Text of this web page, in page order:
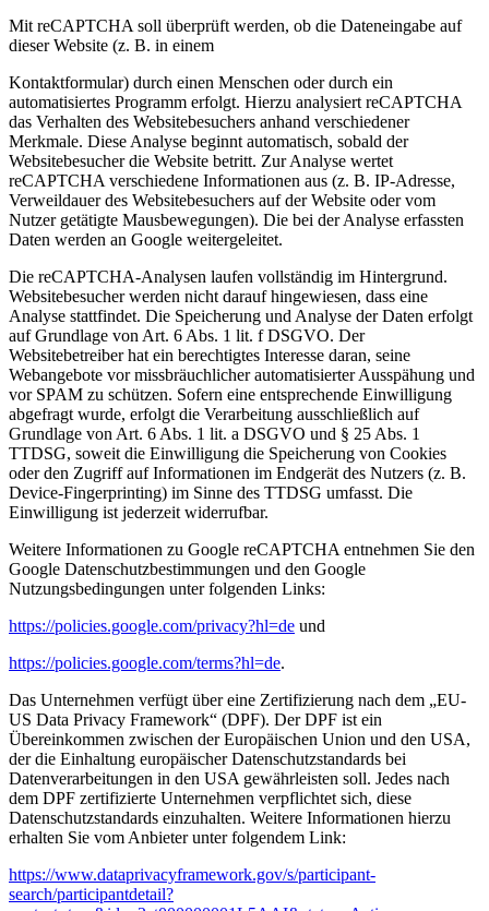
Mit reCAPTCHA soll überprüft werden, ob die Dateneingabe auf
dieser Website (z. B. in einem
Kontaktformular) durch einen Menschen oder durch ein
automatisiertes Programm erfolgt. Hierzu analysiert reCAPTCHA
das Verhalten des Websitebesuchers anhand verschiedener
Merkmale. Diese Analyse beginnt automatisch, sobald der
Websitebesucher die Website betritt. Zur Analyse wertet
reCAPTCHA verschiedene Informationen aus (z. B. IP-Adresse,
Verweildauer des Websitebesuchers auf der Website oder vom
Nutzer getätigte Mausbewegungen). Die bei der Analyse erfassten
Daten werden an Google weitergeleitet.
Die reCAPTCHA-Analysen laufen vollständig im Hintergrund.
Websitebesucher werden nicht darauf hingewiesen, dass eine
Analyse stattfindet. Die Speicherung und Analyse der Daten erfolgt
auf Grundlage von Art. 6 Abs. 1 lit. f DSGVO. Der
Websitebetreiber hat ein berechtigtes Interesse daran, seine
Webangebote vor missbräuchlicher automatisierter Ausspähung und
vor SPAM zu schützen. Sofern eine entsprechende Einwilligung
abgefragt wurde, erfolgt die Verarbeitung ausschließlich auf
Grundlage von Art. 6 Abs. 1 lit. a DSGVO und § 25 Abs. 1
TTDSG, soweit die Einwilligung die Speicherung von Cookies
oder den Zugriff auf Informationen im Endgerät des Nutzers (z. B.
Device-Fingerprinting) im Sinne des TTDSG umfasst. Die
Einwilligung ist jederzeit widerrufbar.
Weitere Informationen zu Google reCAPTCHA entnehmen Sie den
Google Datenschutzbestimmungen und den Google
Nutzungsbedingungen unter folgenden Links:
https://policies.google.com/privacy?hl=de und
https://policies.google.com/terms?hl=de.
Das Unternehmen verfügt über eine Zertifizierung nach dem „EU-
US Data Privacy Framework“ (DPF). Der DPF ist ein
Übereinkommen zwischen der Europäischen Union und den USA,
der die Einhaltung europäischer Datenschutzstandards bei
Datenverarbeitungen in den USA gewährleisten soll. Jedes nach
dem DPF zertifizierte Unternehmen verpflichtet sich, diese
Datenschutzstandards einzuhalten. Weitere Informationen hierzu
erhalten Sie vom Anbieter unter folgendem Link:
https://www.dataprivacyframework.gov/s/participant-
search/participantdetail?